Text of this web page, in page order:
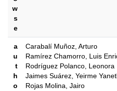
w
s
e
a
u
t
h
o
Carabalí Muñoz, Arturo
Ramírez Chamorro, Luis
Rodríguez Polanco, Leonora
Jaimes Suárez, Yeirme
Rojas Molina, Jairo